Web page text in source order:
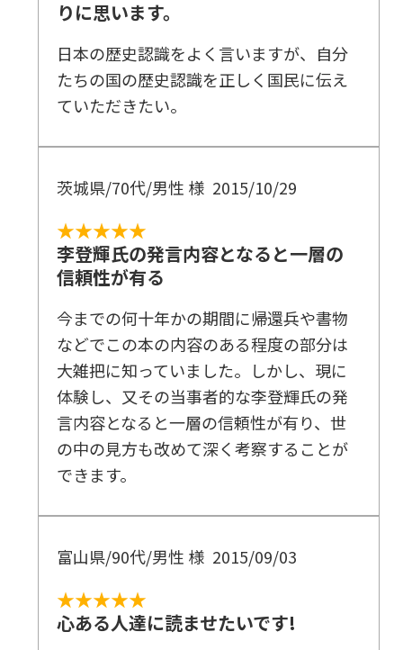
りに思います。
日本の歴史認識をよく言いますが、自分
たちの国の歴史認識を正しく国民に伝え
ていただきたい。
茨城県/70代/男性 様 2015/10/29
★★★★★
李登輝氏の発言内容となると一層の
信頼性が有る
今までの何十年かの期間に帰還兵や書物
などでこの本の内容のある程度の部分は
大雑把に知っていました。しかし、現に
体験し、又その当事者的な李登輝氏の発
言内容となると一層の信頼性が有り、世
の中の見方も改めて深く考察することが
できます。
富山県/90代/男性 様 2015/09/03
★★★★★
心ある人達に読ませたいです!